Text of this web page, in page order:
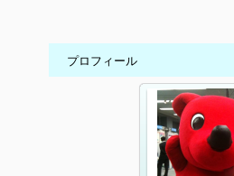
プロフィール